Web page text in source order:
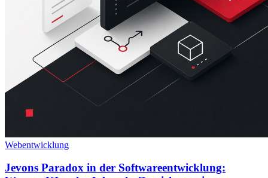
Webentwicklung
Jevons Paradox in der Softwareentwicklung: